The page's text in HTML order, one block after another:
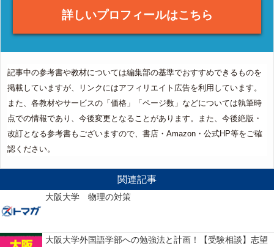
詳しいプロフィールはこちら
記事中の参考書や教材については編集部の基準でおすすめできるものを
掲載していますが、リンクにはアフィリエイト広告を利用しています。
また、各教材やサービスの「価格」「ページ数」などについては執筆時
点での情報であり、今後変更となることがあります。また、今後絶版・
改訂となる参考書もございますので、書店・Amazon・公式HP等をご確
認ください。
関連記事
大阪大学 物理の対策
大阪大学外国語学部への勉強法と計画！【受験相談】志望